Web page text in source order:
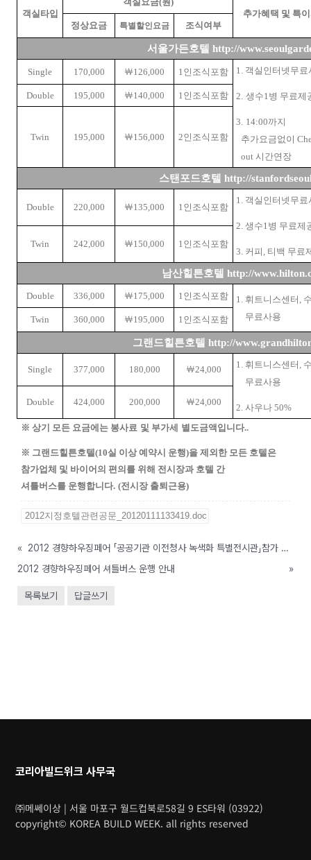
객실타입
추가혜택 및 특
정상요금
특별할인요금 조식여부
서울가든호텔 http://
Single 170,000 ￦126,000 1인조식포함 1. 객실인터넷무료
2. 생수1병 무료제
3. 14:00까지
추가요금없이
out 시간연장
Double 195,000 ￦140,000 1인조식포함
Twin 195,000 ￦156,000 2인조식포함
스탠포드호텔 http://
Double 220,000 ￦135,000 1인조식포함
1. 객실인터넷무료
2. 생수1병 무료제
3. 커피 , 티백 무료
Twin 242,000 ￦150,000 1인조식포함
남산힐튼호텔 http://
Double 336,000 ￦175,000 1인조식포함 1. 휘트니스센터 ,
무료사용
Twin 360,000 ￦195,000 1인조식포함
그랜드힐튼호텔 http://
Single 377,000 180,000 ￦24,000 1. 휘트니스센터 ,
무료사용
2. 사우나50%
Double 424,000 200,000 ￦24,000
※ 상기 모든 요금에는 봉사료 및 부가세 별도금액입니다..
※ 그랜드힐튼호텔 (10실 이상 예약시 운행)을 제외한 모든 호텔은
참가업체 및 바이어의 편의를 위해 전시장과 호텔 간
셔틀버스를 운행합니다. (전시장 출퇴근용)
2012지정호텔관련공문_20120111133419.doc
«
2012 경향하우징페어 「공공기관 이전청사 녹색화 특별전시관」참가 안내
2012 경향하우징페어 셔틀버스 운행 안내
»
목록보기 답글쓰기
코리아빌드위크 사무국
㈜메쎄이상 | 서울 마포구 월드컵북로58길 9 ES타워 (03922)
copyright© KOREA BUILD WEEK. all rights reserved